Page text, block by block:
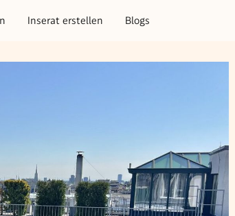
Inserat erstellen Blogs